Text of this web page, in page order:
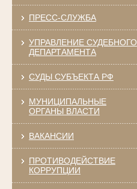
ПРЕСС-СЛУЖБА
УПРАВЛЕНИЕ СУДЕБНОГО
ДЕПАРТАМЕНТА
СУДЫ СУБЪЕКТА РФ
МУНИЦИПАЛЬНЫЕ
ОРГАНЫ ВЛАСТИ
ВАКАНСИИ
ПРОТИВОДЕЙСТВИЕ
КОРРУПЦИИ